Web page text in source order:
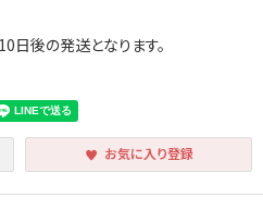
日後の発送となります。
お気に入り登録